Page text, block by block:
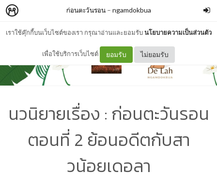
เราใช้คุ๊กกี้บนเว็บไซต์ของเรา กรุณาอ่านและยอมรับนโยบายความเป็นส่วนตัว
เพื่อใช้บริการเว็บไซต์ ยอมรับ ไม่ยอมรับ
ก่อนตะวันรอน– ngamdokbua
นวนิยายเรื่อง : ก่อนตะวันรอน
ตอนที่ 2 ย้อนอดีตกับสา
วน้อยเดอลา